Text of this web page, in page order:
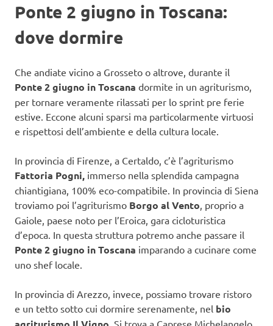
Ponte 2 giugno in Toscana:
dove dormire
Che andiate vicino a Grosseto o altrove, durante il
Ponte 2 giugno in Toscana dormite in un agriturismo,
per tornare veramente rilassati per lo sprint pre ferie
estive. Eccone alcuni sparsi ma particolarmente virtuosi
e rispettosi dell’ambiente e della cultura locale.
In provincia di Firenze, a Certaldo, c’è l’agriturismo
Fattoria Pogni, immerso nella splendida campagna
chiantigiana, 100% eco-compatibile. In provincia di Siena
troviamo poi l’agriturismo Borgo al Vento, proprio a
Gaiole, paese noto per l’Eroica, gara cicloturistica
d’epoca. In questa struttura potremo anche passare il
Ponte 2 giugno in Toscana imparando a cucinare come
uno shef locale.
In provincia di Arezzo, invece, possiamo trovare ristoro
e un tetto sotto cui dormire serenamente, nel bio